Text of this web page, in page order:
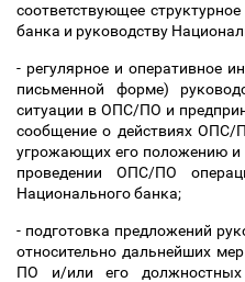
соответствующее
банка и руководству
- регулярное и оперативное
письменной форме)
ситуации в ОПС/ПО и
сообщение о действиях ОПС/
угрожающих его положению
проведении ОПС/ПО
Национального банка;
- подготовка предложений
относительно дальнейших
ПО и/или его